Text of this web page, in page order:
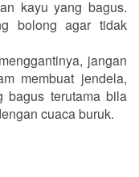
kayu yang bagus.
bolong agar tidak
jangan
membuat jendela,
bagus terutama bila
cuaca buruk.